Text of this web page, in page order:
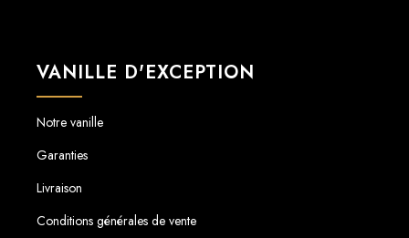
VANILLE D'EXCEPTION
Notre vanille
Garanties
Livraison
Conditions générales de vente